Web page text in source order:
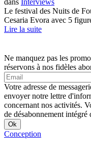
Le festival des Nuits de
Cesaria Evora avec 5
Lire la suite
Ne manquez pas les
réservons à nos fidèles
Votre adresse de
envoyer notre lettre
concernant nos activités.
de désabonnement intégré
Conception